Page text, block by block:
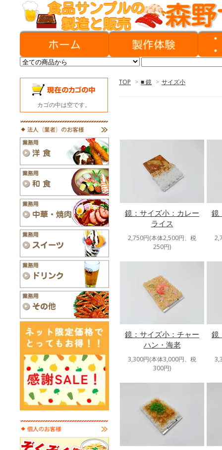
TOP > ■ 鏡 > サイズ小
鏡：サイズ小：カレー
ライス
2,750円(本体2,500円、税
250円)
鏡
鏡：サイズ小：チャー
ハン・海老
3,300円(本体3,000円、税
300円)
鏡
カゴの中は空です。